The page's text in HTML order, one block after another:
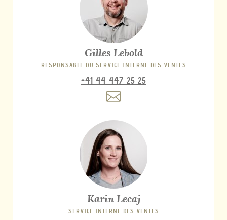
Gilles Lebold
RESPONSABLE DU SERVICE INTERNE DES VENTES
+41 44 447 25 25
Karin Lecaj
SERVICE INTERNE DES VENTES